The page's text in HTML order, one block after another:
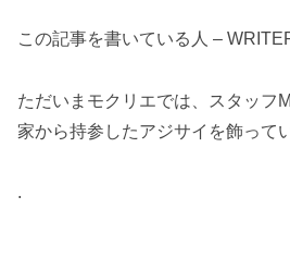
この記事を書いている人 –
ただいまモクリエでは、スタッフ
家から持参したアジサイを飾って
.